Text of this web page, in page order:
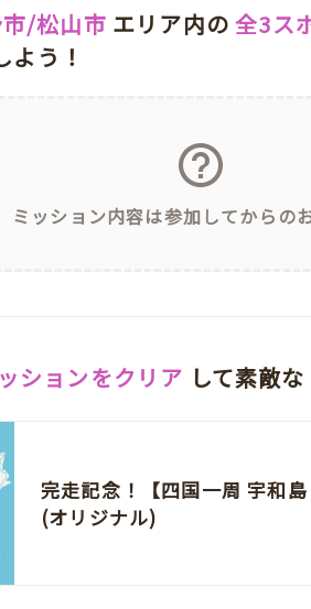
/松山市 エリア内の全3ス
よう！
ミッション内容は参加してからの
ションをクリア して素敵な
完走記念！【四国一周 宇和
(オリジナル)